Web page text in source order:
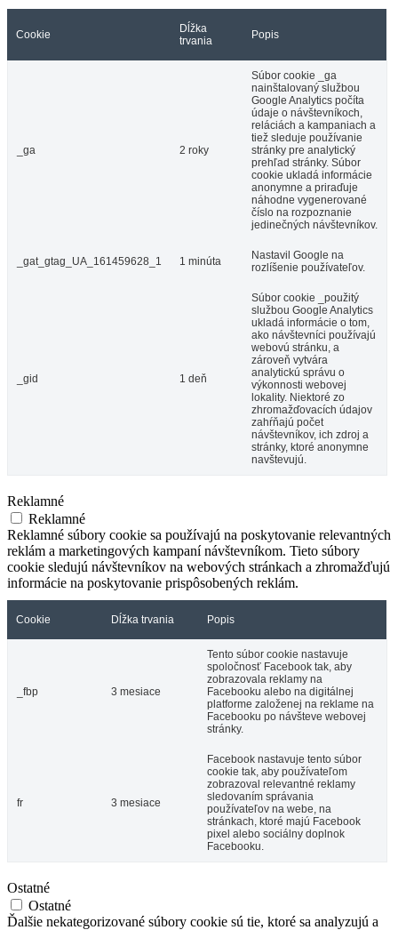
Cookie
Dĺžka
trvania
Popis
_ga 2 roky
Súbor cookie _ga
nainštalovaný službou
Google Analytics počíta
údaje o návštevníkoch,
reláciách a kampaniach a
tiež sleduje používanie
stránky pre analytický
prehľad stránky. Súbor
cookie ukladá informácie
anonymne a priraďuje
náhodne vygenerované
číslo na rozpoznanie
jedinečných návštevníkov.
_gat_gtag_UA_161459628_1 1 minúta
Nastavil Google na
rozlíšenie používateľov.
_gid 1 deň
Súbor cookie _použitý
službou Google Analytics
ukladá informácie o tom,
ako návštevníci používajú
webovú stránku, a
zároveň vytvára
analytickú správu o
výkonnosti webovej
lokality. Niektoré zo
zhromažďovacích údajov
zahŕňajú počet
návštevníkov, ich zdroj a
stránky, ktoré anonymne
navštevujú.
Reklamné
Reklamné
Reklamné súbory cookie sa používajú na poskytovanie relevantných
reklám a marketingových kampaní návštevníkom. Tieto súbory
cookie sledujú návštevníkov na webových stránkach a zhromažďujú
informácie na poskytovanie prispôsobených reklám.
Cookie Dĺžka trvania Popis
_fbp 3 mesiace
Tento súbor cookie nastavuje
spoločnosť Facebook tak, aby
zobrazovala reklamy na
Facebooku alebo na digitálnej
platforme založenej na reklame na
Facebooku po návšteve webovej
stránky.
fr 3 mesiace
Facebook nastavuje tento súbor
cookie tak, aby používateľom
zobrazoval relevantné reklamy
sledovaním správania
používateľov na webe, na
stránkach, ktoré majú Facebook
pixel alebo sociálny doplnok
Facebooku.
Ostatné
Ostatné
Ďalšie nekategorizované súbory cookie sú tie, ktoré sa analyzujú a